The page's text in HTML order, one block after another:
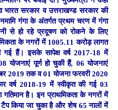
भारत सरकार व उत्तराखण्ड सरकार की
नमामि गंगा के अंतर्गत प्रथम चरण में गंगा
से हो रहे प्रदूषण को रोकने के लिए
के नगरों में 1005.11 करोड़ लागत
गई हैं। इसके सापेक्ष वर्ष 2017-18 में
पूर्ण हो चुकी हैं, 06 योजनाएं
2019 तक व 01 योजना फरवरी 2020
वर्ष 2018-19 में स्वीकृत की गई 03
गतिमान है। इन प्राथमिकता के नगरों में
टैप किया जा चुका है और शेष 65 नालों में